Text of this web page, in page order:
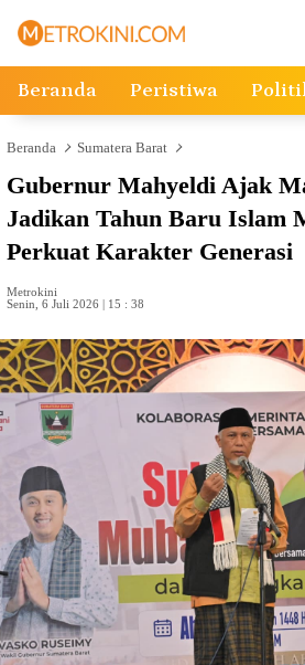
Beranda Peristiwa
Beranda Sumatera Barat
Gubernur Mahyeldi Ajak
Jadikan Tahun Baru Islam
Perkuat Karakter Generasi
Metrokini
Senin, 6 Juli 2026 | 15 : 38